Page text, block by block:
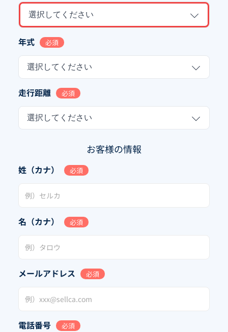
選択してください
年式 必須
選択してください
走行距離 必須
選択してください
お客様の情報
姓（カナ） 必須
名（カナ） 必須
メールアドレス 必須
電話番号 必須